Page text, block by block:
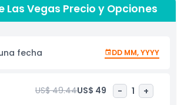
y espectaculares actos tributo que
musicales. Este teatro de Las Vegas,
locales, proporcionando una
inmersiva en el corazón de
de última generación, cada
Teatro Saxe cautiva a las audiencias
Las Vegas Precio y Opciones
fecha DD MM, YYYY
US$ 49.44US$ 49 - 1 +